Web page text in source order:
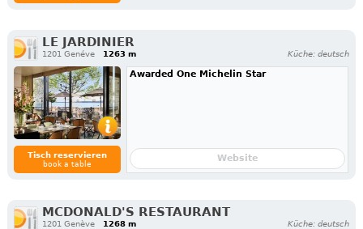
LE JARDINIER
1201 Genéve 1263 m Küche: deutsch
Tisch reservieren
book a table
Awarded One Michelin Star
Website
MCDONALD'S RESTAURANT
1201 Genève 1268 m Küche: deutsch